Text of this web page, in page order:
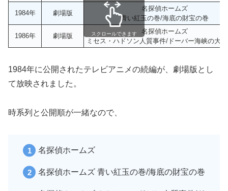
1984年 劇場版
名探偵ホームズ
青い紅玉の巻/海底の財宝の巻
1986年 劇場版
名探偵ホームズ
ミセス・ハドソン人質事件/ドーバー海峡の大
スクロールできます
1984年に公開されたテレビアニメの続編が、劇場版とし
て放映されました。
時系列と公開順が一緒なので、
名探偵ホームズ
名探偵ホームズ 青い紅玉の巻/海底の財宝の巻